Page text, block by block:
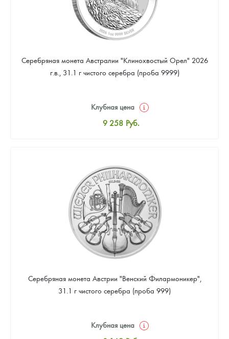
Серебряная монета Австралии "Клинохвостый Орел" 2026
г.в., 31.1 г чистого серебра (проба 9999)
Клубная цена
9 258 Руб.
Цена выкупа
Звоните
Серебряная монета Австрии "Венский Филармоникер",
31.1 г чистого серебра (проба 999)
Клубная цена